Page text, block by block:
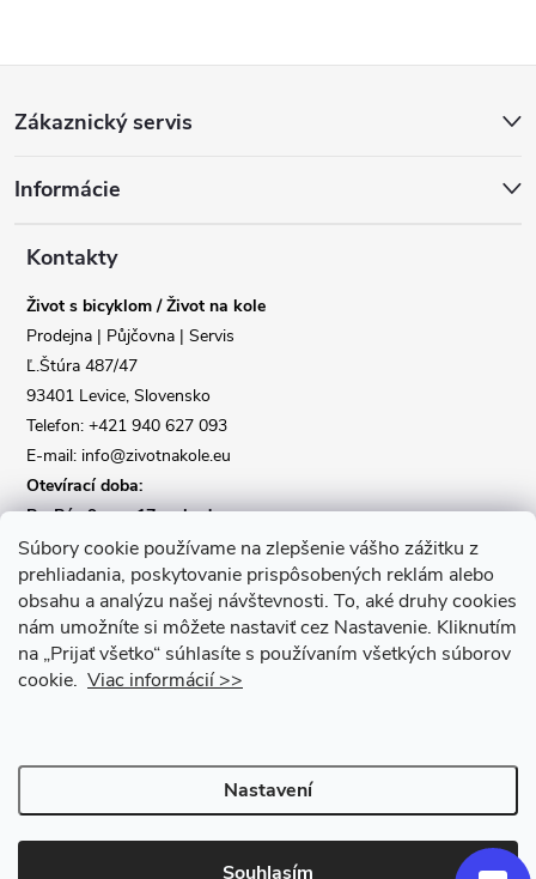
Súbory cookie používame na zlepšenie vášho zážitku z
prehliadania, poskytovanie prispôsobených reklám alebo
obsahu a analýzu našej návštevnosti. To, aké druhy cookies
nám umožníte si môžete nastaviť cez Nastavenie. Kliknutím
na „Prijať všetko“ súhlasíte s používaním všetkých súborov
cookie. Viac informácií >>
Nastavení
Souhlasím
p
Zákaznický servis
Informácie
Kontakty
Život s bicyklom / Život na kole
Prodejna | Půjčovna | Servis
Ľ.Štúra 487/47
93401 Levice, Slovensko
Telefon: +421 940 627 093
E-mail: info@zivotnakole.eu
Otevírací doba:
Po-Pá : 9,oo - 17,oo hod
So : 9,oo - 12,oo | Ne : Zavřeno
Kontaktní formulář
Copyright 2026Život na kole. Všechna práva vyhrazena.Upravit
nastavení cookies